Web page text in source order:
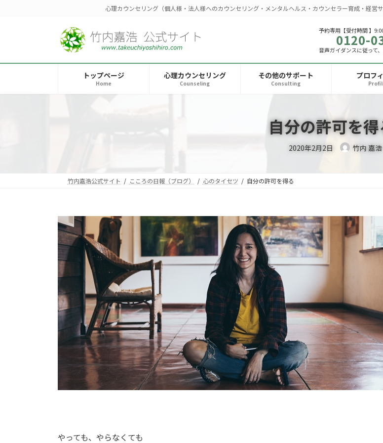
へ
ョ
心理カウンセリング（個人様・法人様へのカウンセリング・メンタルヘルス・カウンセラー育成・経営
予約専用【受付時間 】
0120-
音声ガイダンスに従って
トップページ
Home
心理カウンセリング
Counseling
その他のサポート
Consulting
プロフ
自分の許可を
2020年2月2日 竹内 嘉浩
竹内嘉浩公式サイト こころの日報（ブログ） 心のタイセツ 自分の許可を得る
やっても、やらなくても